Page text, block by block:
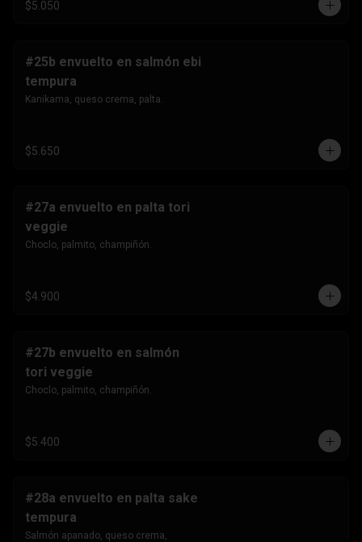
$5.050
#25b envuelto en salmón ebi
tempura
Kanikama, queso crema, palta.
$5.650
#27a envuelto en palta tori
veggie
Choclo, palmito, champiñón.
$4.900
#27b envuelto en salmón
tori veggie
Choclo, palmito, champiñón.
$5.400
#28a envuelto en palta sake
tempura
Salmón apanado, queso crema,